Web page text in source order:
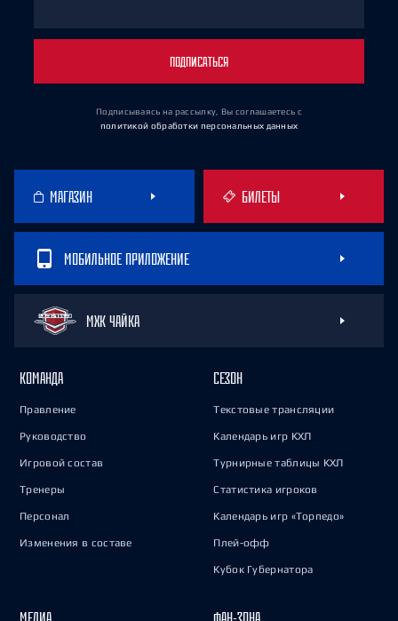
ПОДПИСАТЬСЯ
Подписываясь на рассылку, Вы соглашаетесь с
политикой обработки персональных данных
МАГАЗИН БИЛЕТЫ
МОБИЛЬНОЕ ПРИЛОЖЕНИЕ
МХК ЧАЙКА
КОМАНДА
Правление
Руководство
Игровой состав
Тренеры
Персонал
Изменения в составе
СЕЗОН
Текстовые трансляции
Календарь игр КХЛ
Турнирные таблицы КХЛ
Статистика игроков
Календарь игр «Торпедо»
Плей-офф
Кубок Губернатора